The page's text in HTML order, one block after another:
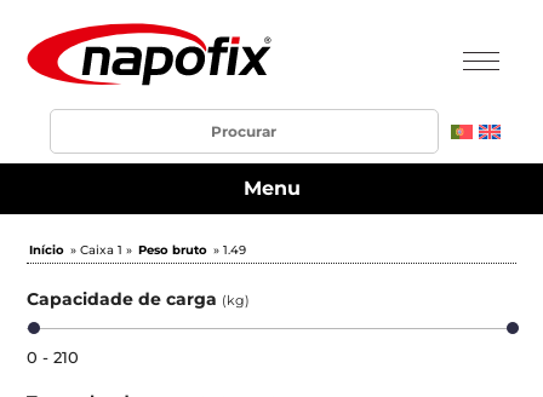
Menu
Início » Caixa 1 » Peso bruto » 1.49
Capacidade de carga (kg)
0 - 210